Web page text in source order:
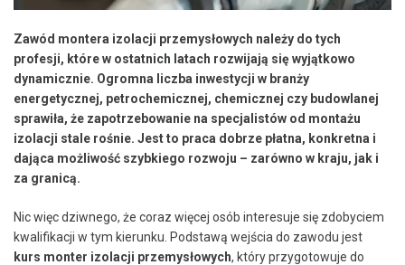
Zawód montera izolacji przemysłowych należy do tych
profesji, które w ostatnich latach rozwijają się wyjątkowo
dynamicznie. Ogromna liczba inwestycji w branży
energetycznej, petrochemicznej, chemicznej czy budowlanej
sprawiła, że zapotrzebowanie na specjalistów od montażu
izolacji stale rośnie. Jest to praca dobrze płatna, konkretna i
dająca możliwość szybkiego rozwoju – zarówno w kraju, jak i
za granicą.
Nic więc dziwnego, że coraz więcej osób interesuje się zdobyciem
kwalifikacji w tym kierunku. Podstawą wejścia do zawodu jest
kurs monter izolacji przemysłowych, który przygotowuje do